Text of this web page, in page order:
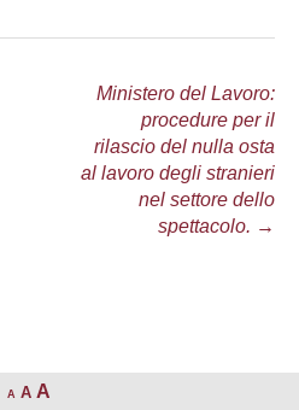
Ministero del Lavoro:
procedure per il
rilascio del nulla osta
al lavoro degli stranieri
nel settore dello
spettacolo. →
A A A